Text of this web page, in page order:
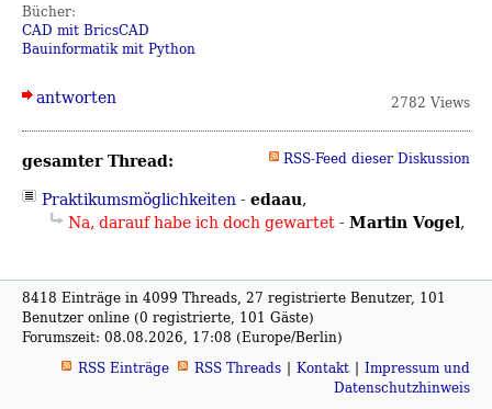
Bücher:
CAD mit BricsCAD
Bauinformatik mit Python
antworten 2782 Views
gesamter Thread: RSS-Feed dieser Diskussion
Praktikumsmöglichkeiten- edaau,
Na, darauf habe ich doch gewartet- Martin Vogel,
8418 Einträge in 4099 Threads, 27 registrierte Benutzer, 101
Benutzer online (0 registrierte, 101 Gäste)
Forumszeit: 08.08.2026, 17:08 (Europe/Berlin)
RSS Einträge
RSS Threads Kontakt
Impressum und
Datenschutzhinweis